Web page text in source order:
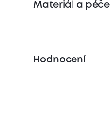
Materiál a péče
Hodnocení